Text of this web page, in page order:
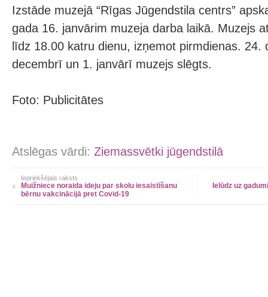
Izstāde muzejā “Rīgas Jūgendstila centrs”
gada 16. janvārim muzeja darba laikā. Muzejs
līdz 18.00 katru dienu, izņemot pirmdienas. 24.
decembrī un 1. janvārī muzejs slēgts.
Foto: Publicitātes
Atslēgas vārdi: Ziemassvētki jūgendstilā
Iepriekšējais raksts
Muižniece noraida ideju par skolu iesaistīšanu
bērnu vakcinācijā pret Covid-19
Ielūdz uz